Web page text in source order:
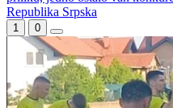
Borac poveo